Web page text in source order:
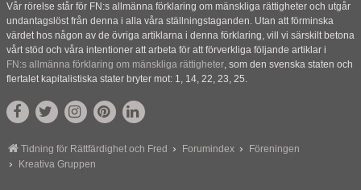
Vår rörelse står för FN:s allmänna förklaring om mänskliga rättigheter och utgår
undantagslöst från denna i alla våra ställningstaganden. Utan att förminska
värdet hos någon av de övriga artiklarna i denna förklaring, vill vi särskilt betona
vårt stöd och våra intentioner att arbeta för att förverkliga följande artiklar i
FN:s allmänna förklaring om mänskliga rättigheter, som den svenska staten och
flertalet kapitalistiska stater bryter mot: 1, 14, 22, 23, 25.
Tidning för Rättfärdighet och Fred Forumindex
Föreningen
Kreativa Gruppen